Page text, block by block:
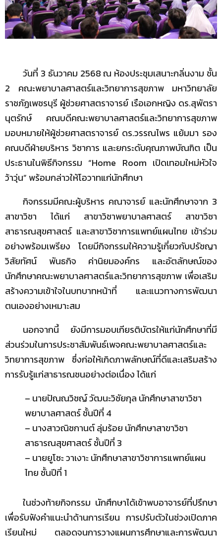
วันที่ 3 ธันวาคม 2568 ณ ห้องประชุมเสนาะกลิ่นงาม ชั้น
2 คณะพยาบาลศาสตร์และวิทยาการสุขภาพ มหาวิทยาลัย
ราชภัฏเพชรบุรี ผู้ช่วยศาสตราจารย์ เรือเอกหญิง ดร.สุพัตรา
นุตรักษ์ คณบดีคณะพยาบาลศาสตร์และวิทยาการสุขภาพ
มอบหมายให้ผู้ช่วยศาสตราจารย์ ดร.วรรณไพร แย้มมา รอง
คณบดีฝ่ายบริหาร วิชาการ และยกระดับคุณภาพบัณฑิต เป็น
ประธานในพิธีกิจกรรม “Home Room เปิดเทอมใหม่หัวใจ
ว้าวุ่น” พร้อมกล่าวให้โอวาทแก่นักศึกษา
กิจกรรมมีคณะผู้บริหาร คณาจารย์ และนักศึกษาจาก 3
สาขาวิชา ได้แก่ สาขาวิชาพยาบาลศาสตร์ สาขาวิชา
สาธารณสุขศาสตร์ และสาขาวิชาการแพทย์แผนไทย เข้าร่วม
อย่างพร้อมเพรียง โดยมีกิจกรรมให้ความรู้เกี่ยวกับปรัชญา
วิสัยทัศน์ พันธกิจ ค่านิยมองค์กร และอัตลักษณ์ของ
นักศึกษาคณะพยาบาลศาสตร์และวิทยาการสุขภาพ เพื่อเสริม
สร้างความเข้าใจในบทบาทหน้าที่ และแนวทางการพัฒนา
ตนเองอย่างเหมาะสม
นอกจากนี้ ยังมีการมอบเกียรติบัตรให้แก่นักศึกษาที่มี
ส่วนร่วมในการประชาสัมพันธ์เพจคณะพยาบาลศาสตร์และ
วิทยาการสุขภาพ ซึ่งก่อให้เกิดภาพลักษณ์ที่ดีและเสริมสร้าง
การรับรู้แก่สาธารณชนอย่างต่อเนื่อง ได้แก่
– นายปัณณวิชญ์ วัฒนะวิชัยกุล นักศึกษาสาขาวิชา
พยาบาลศาสตร์ ชั้นปีที่ 4
– นางสาวณิชกานต์ ลุ่มร้อย นักศึกษาสาขาวิชา
สาธารณสุขศาสตร์ ชั้นปีที่ 3
– นายยูโซะ วาเงาะ นักศึกษาสาขาวิชาการแพทย์แผน
ไทย ชั้นปีที่ 1
ในช่วงท้ายกิจกรรม นักศึกษาได้เข้าพบอาจารย์ที่ปรึกษา
เพื่อรับฟังคำแนะนำด้านการเรียน การปรับตัวในช่วงเปิดภาค
เรียนใหม่ ตลอดจนการวางแผนการศึกษาและการพัฒนา